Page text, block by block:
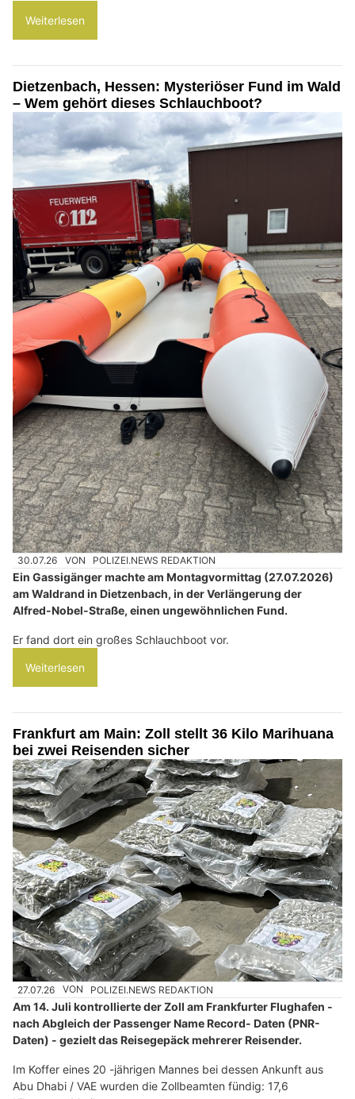
Weiterlesen
Dietzenbach, Hessen: Mysteriöser Fund im Wald
– Wem gehört dieses Schlauchboot?
30.07.26 VON POLIZEI.NEWS REDAKTION
Ein Gassigänger machte am Montagvormittag (27.07.2026)
am Waldrand in Dietzenbach, in der Verlängerung der
Alfred-Nobel-Straße, einen ungewöhnlichen Fund.
Er fand dort ein großes Schlauchboot vor.
Weiterlesen
Frankfurt am Main: Zoll stellt 36 Kilo Marihuana
bei zwei Reisenden sicher
27.07.26 VON POLIZEI.NEWS REDAKTION
Am 14. Juli kontrollierte der Zoll am Frankfurter Flughafen -
nach Abgleich der Passenger Name Record- Daten (PNR-
Daten) - gezielt das Reisegepäck mehrerer Reisender.
Im Koffer eines 20 -jährigen Mannes bei dessen Ankunft aus
Abu Dhabi / VAE wurden die Zollbeamten fündig: 17,6